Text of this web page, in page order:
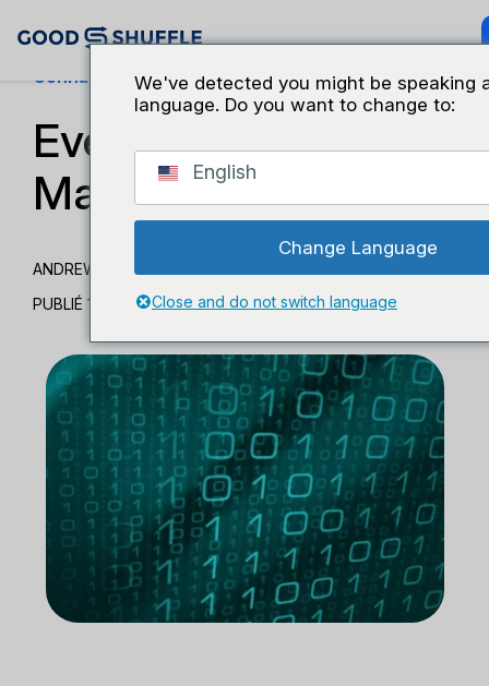
Connaissance Du Secteur
Event Tech : Groovy,
Mailgun & “Fiancé”
ANDREW GARCIA
PUBLIÉ 16 NOVEMBRE 2017
| MISE À JOUR 9 MAI 2024
We've detected you might be speaking
language. Do you want to change to:
English
Change Language
Close and do not switch language